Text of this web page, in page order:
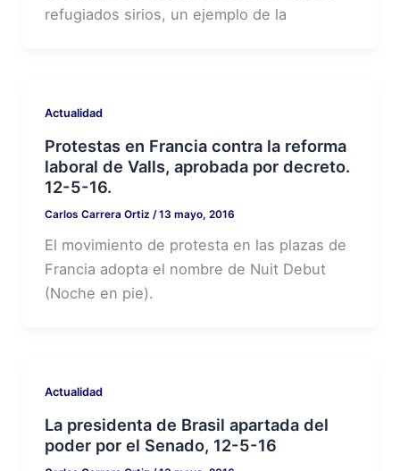
refugiados sirios, un ejemplo de la
Actualidad
Protestas en Francia contra la reforma
laboral de Valls, aprobada por decreto.
12-5-16.
Carlos Carrera Ortiz /13 mayo, 2016
El movimiento de protesta en las plazas de
Francia adopta el nombre de Nuit Debut
(Noche en pie).
Actualidad
La presidenta de Brasil apartada del
poder por el Senado, 12-5-16